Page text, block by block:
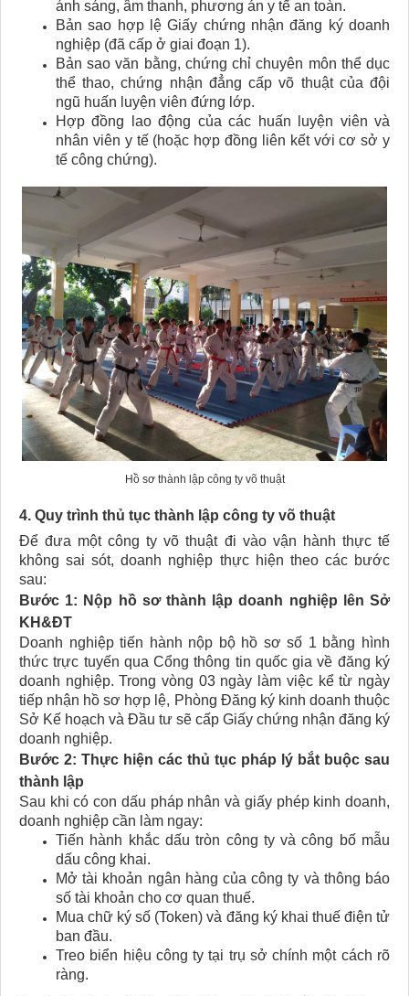
ánh sáng, âm thanh, phương án y tế an toàn.
Bản sao hợp lệ Giấy chứng nhận đăng ký doanh
nghiệp (đã cấp ở giai đoạn 1).
Bản sao văn bằng, chứng chỉ chuyên môn thể dục
thể thao, chứng nhận đẳng cấp võ thuật của đội
ngũ huấn luyện viên đứng lớp.
Hợp đồng lao động của các huấn luyện viên và
nhân viên y tế (hoặc hợp đồng liên kết với cơ sở y
tế công chứng).
Hồ sơ thành lập công ty võ thuật​
4. Quy trình thủ tục thành lập công ty võ thuật​
Để đưa một công ty võ thuật đi vào vận hành thực tế
không sai sót, doanh nghiệp thực hiện theo các bước
sau:
Bước 1: Nộp hồ sơ thành lập doanh nghiệp lên Sở
KH&ĐT
Doanh nghiệp tiến hành nộp bộ hồ sơ số 1 bằng hình
thức trực tuyến qua Cổng thông tin quốc gia về đăng ký
doanh nghiệp. Trong vòng 03 ngày làm việc kể từ ngày
tiếp nhận hồ sơ hợp lệ, Phòng Đăng ký kinh doanh thuộc
Sở Kế hoạch và Đầu tư sẽ cấp Giấy chứng nhận đăng ký
doanh nghiệp.
Bước 2: Thực hiện các thủ tục pháp lý bắt buộc sau
thành lập
Sau khi có con dấu pháp nhân và giấy phép kinh doanh,
doanh nghiệp cần làm ngay:
Tiến hành khắc dấu tròn công ty và công bố mẫu
dấu công khai.
Mở tài khoản ngân hàng của công ty và thông báo
số tài khoản cho cơ quan thuế.
Mua chữ ký số (Token) và đăng ký khai thuế điện tử
ban đầu.
Treo biển hiệu công ty tại trụ sở chính một cách rõ
ràng.